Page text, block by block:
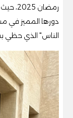
رمضان
دورها المميز في
الناس" الذي حظي